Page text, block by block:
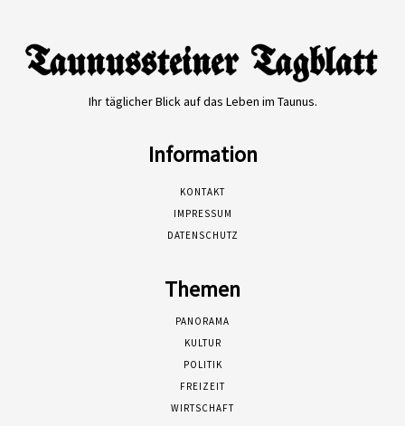
Ihr täglicher Blick auf das Leben im Taunus.
Information
KONTAKT
IMPRESSUM
DATENSCHUTZ
Themen
PANORAMA
KULTUR
POLITIK
FREIZEIT
WIRTSCHAFT